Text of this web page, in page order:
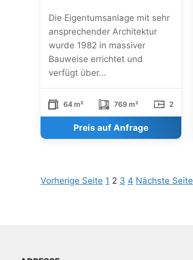
Die Eigentumsanlage mit sehr
ansprechender Architektur
wurde 1982 in massiver
Bauweise errichtet und
verfügt über...
64 m² 769 m² 2
Preis auf Anfrage
Vorherige Seite 1 2 3 4 Nächste Seite